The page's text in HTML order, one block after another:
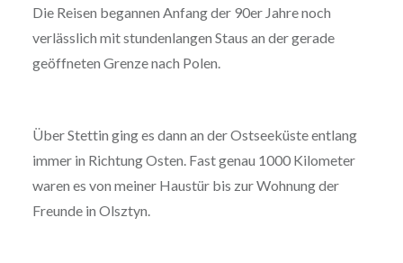
Die Reisen begannen Anfang der 90er Jahre noch
verlässlich mit stundenlangen Staus an der gerade
geöffneten Grenze nach Polen.
Über Stettin ging es dann an der Ostseeküste entlang
immer in Richtung Osten. Fast genau 1000 Kilometer
waren es von meiner Haustür bis zur Wohnung der
Freunde in Olsztyn.